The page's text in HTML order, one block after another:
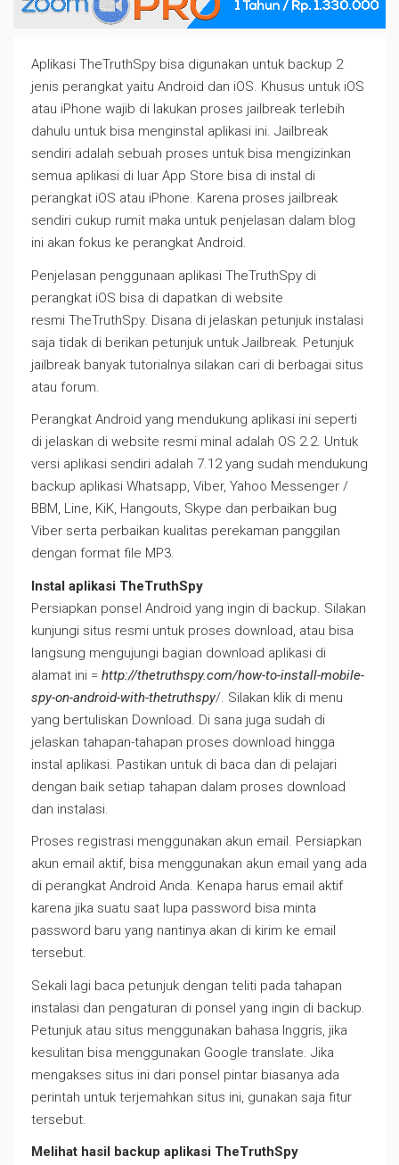
Jasa
Pembayaran
Aplikasi
TheTruthSpy
Aplikasi TheTruthSpy bisa digunakan untuk backup 2
jenis perangkat yaitu Android dan iOS. Khusus untuk iOS
atau iPhone wajib di lakukan proses jailbreak terlebih
dahulu untuk bisa menginstal aplikasi ini. Jailbreak
sendiri adalah sebuah proses untuk bisa mengizinkan
semua aplikasi di luar App Store bisa di instal di
perangkat iOS atau iPhone. Karena proses jailbreak
sendiri cukup rumit maka untuk penjelasan dalam blog
ini akan fokus ke perangkat Android.
Penjelasan penggunaan aplikasi TheTruthSpy di
perangkat iOS bisa di dapatkan di website
resmi TheTruthSpy. Disana di jelaskan petunjuk instalasi
saja tidak di berikan petunjuk untuk Jailbreak. Petunjuk
jailbreak banyak tutorialnya silakan cari di berbagai situs
atau forum.
Perangkat Android yang mendukung aplikasi ini seperti
di jelaskan di website resmi minal adalah OS 2.2. Untuk
versi aplikasi sendiri adalah 7.12 yang sudah mendukung
backup aplikasi Whatsapp, Viber, Yahoo Messenger /
BBM, Line, KiK, Hangouts, Skype dan perbaikan bug
Viber serta perbaikan kualitas perekaman panggilan
dengan format file MP3.
Instal aplikasi TheTruthSpy
Persiapkan ponsel Android yang ingin di backup. Silakan
kunjungi situs resmi untuk proses download, atau bisa
langsung mengujungi bagian download aplikasi di
alamat ini = http://thetruthspy.com/how-to-install-mobile-
spy-on-android-with-thetruthspy/. Silakan klik di menu
yang bertuliskan Download. Di sana juga sudah di
jelaskan tahapan-tahapan proses download hingga
instal aplikasi. Pastikan untuk di baca dan di pelajari
dengan baik setiap tahapan dalam proses download
dan instalasi.
Proses registrasi menggunakan akun email. Persiapkan
akun email aktif, bisa menggunakan akun email yang ada
di perangkat Android Anda. Kenapa harus email aktif
karena jika suatu saat lupa password bisa minta
password baru yang nantinya akan di kirim ke email
tersebut.
Sekali lagi baca petunjuk dengan teliti pada tahapan
instalasi dan pengaturan di ponsel yang ingin di backup.
Petunjuk atau situs menggunakan bahasa Inggris, jika
kesulitan bisa menggunakan Google translate. Jika
mengakses situs ini dari ponsel pintar biasanya ada
perintah untuk terjemahkan situs ini, gunakan saja fitur
tersebut.
Melihat hasil backup aplikasi TheTruthSpy